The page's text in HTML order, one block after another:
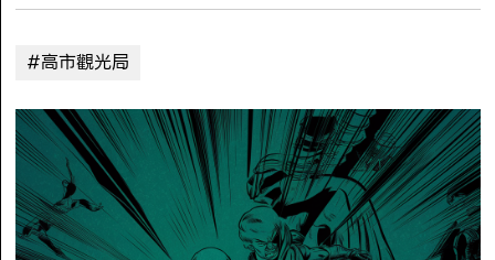
#高市觀光局